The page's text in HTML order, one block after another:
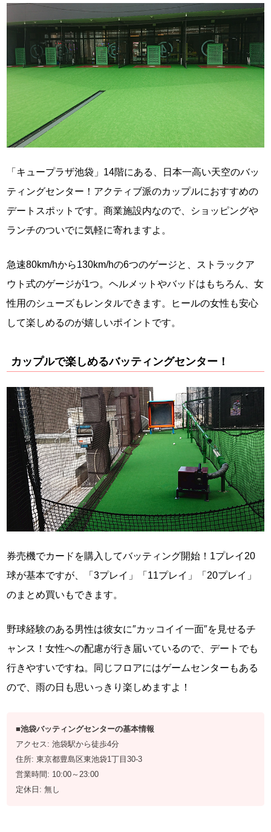
「キュープラザ池袋」14階にある、日本一高い天空のバッ
ティングセンター！アクティブ派のカップルにおすすめの
デートスポットです。商業施設内なので、ショッピングや
ランチのついでに気軽に寄れますよ。
急速80km/hから130km/hの6つのゲージと、ストラックア
ウト式のゲージが1つ。ヘルメットやバッドはもちろん、女
性用のシューズもレンタルできます。ヒールの女性も安心
して楽しめるのが嬉しいポイントです。
カップルで楽しめるバッティングセンター！
券売機でカードを購入してバッティング開始！1プレイ20
球が基本ですが、「3プレイ」「11プレイ」「20プレイ」
のまとめ買いもできます。
野球経験のある男性は彼女に″カッコイイ一面″を見せるチ
ャンス！女性への配慮が行き届いているので、デートでも
行きやすいですね。同じフロアにはゲームセンターもある
ので、雨の日も思いっきり楽しめますよ！
■池袋バッティングセンターの基本情報
アクセス: 池袋駅から徒歩4分
住所: 東京都豊島区東池袋1丁目30-3
営業時間: 10:00～23:00
定休日: 無し